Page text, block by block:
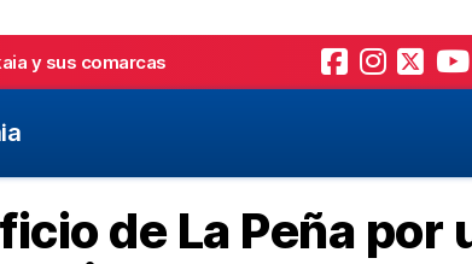
y sus comarcas
de La Peña por